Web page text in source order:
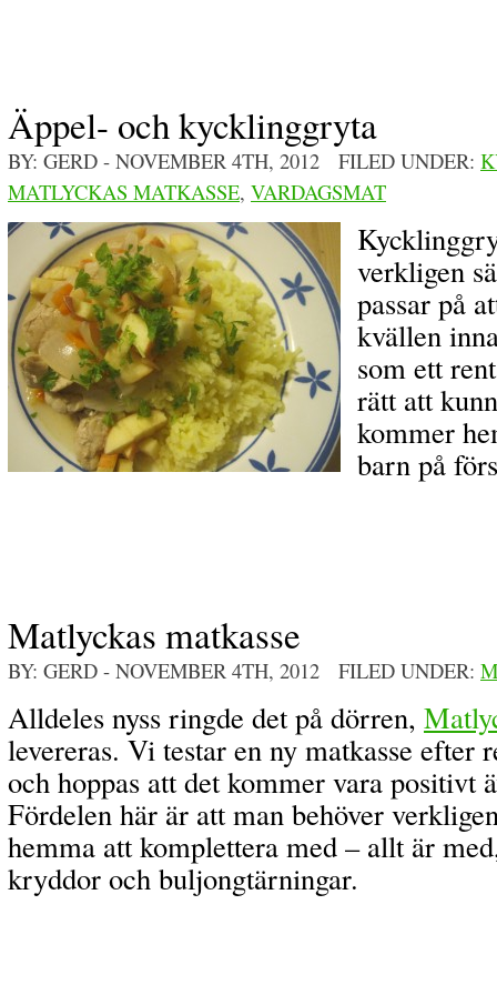
Äppel- och kycklinggryta
BY: GERD - NOVEMBER 4TH, 2012 FILED UNDER:
MATLYCKAS MATKASSE, VARDAGSMAT
verkligen
passar på
kvällen
som ett
rätt att
kommer
barn på
Matlyckas matkasse
BY: GERD - NOVEMBER 4TH, 2012 FILED UNDER:
Alldeles nyss ringde det på dörren,
levereras. Vi testar en ny matkasse efter
och hoppas att det kommer vara positivt
Fördelen här är att man behöver
hemma att komplettera med – allt är
kryddor och buljongtärningar.